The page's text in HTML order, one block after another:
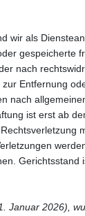
wir als
gespeicherte
nach
Entfernung
nach
ist erst ab
Gerichtsstand
Januar 2026),